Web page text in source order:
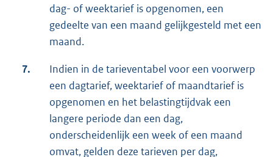
dag- of weektarief is opgenomen, een
gedeelte van een maand gelijkgesteld met een
maand.
7.
Indien in de tarieventabel voor een voorwerp
een dagtarief, weektarief of maandtarief is
opgenomen en het belastingtijdvak een
langere periode dan een dag,
onderscheidenlijk een week of een maand
omvat, gelden deze tarieven per dag,